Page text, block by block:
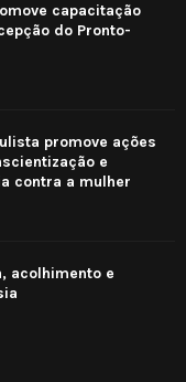
capacitação
do Pronto-
promove ações
e
contra a mulher
acolhimento e